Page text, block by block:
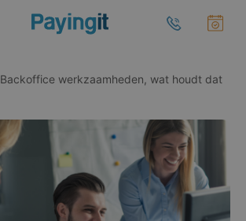
Logo Payingit Bel
Backoffice werkzaamheden, wat houdt dat